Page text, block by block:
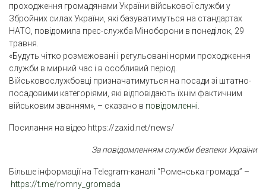
проходження громадянами України військової служби у
Збройних силах України, які базуватимуться на стандартах
НАТО, повідомила прес-служба Міноборони в понеділок, 29
травня.
«Будуть чітко розмежовані і регульовані норми проходження
служби в мирний час і в особливий період.
Військовослужбовці призначатимуться на посади зі штатно-
посадовими категоріями, які відповідають їхнім фактичним
військовим званням», – сказано в повідомленні
Посилання на відео https://zaxid.net/news/
За повідомленням служби безпеки України
Більше інформації на Telegram-каналі “Роменська громада” –
https://t.me/romny_gromada